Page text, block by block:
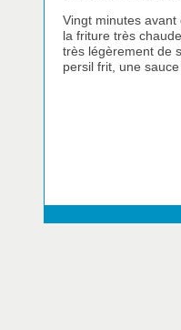
Vingt minutes
la friture très
très légèrement de
persil frit, une